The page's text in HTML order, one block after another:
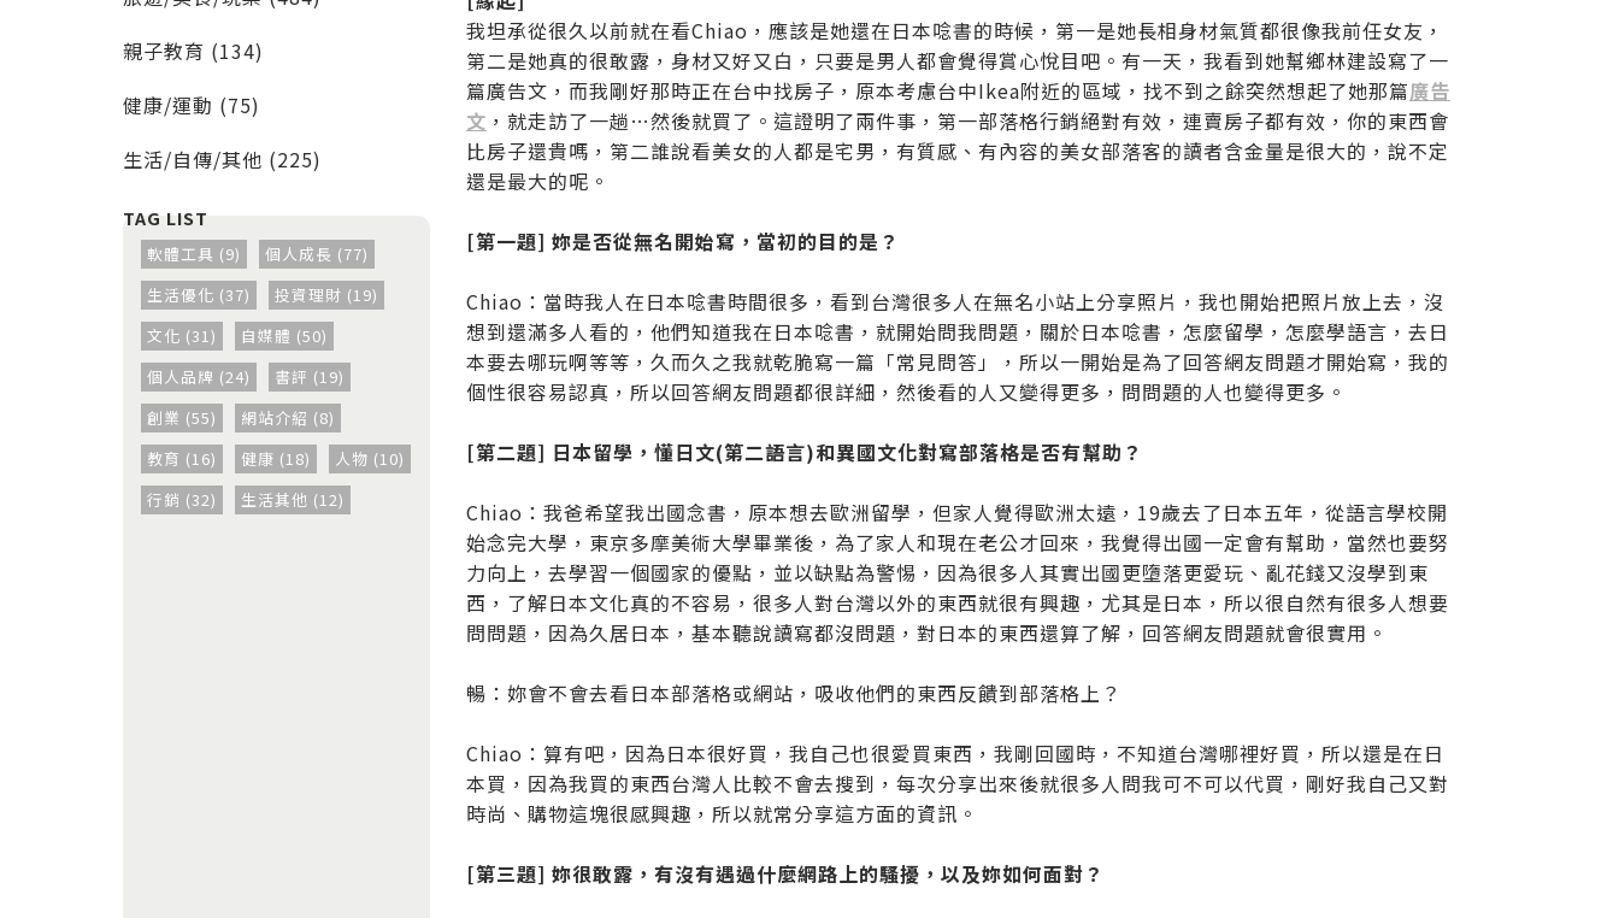
親子教育 (134)
健康/運動 (75)
生活/自傳/其他 (225)
軟體工具 (9)
個人成長 (77)
生活優化 (37)
投資理財 (19)
文化 (31)
自媒體 (50)
個人品牌 (24)
書評 (19)
創業 (55)
網站介紹 (8)
教育 (16)
健康 (18)
人物 (10)
行銷 (32)
生活其他 (12)
我坦承從很久以前就在看Chiao，應該是她還在日本唸書的時候，第一是她長相身材氣質都很像我前任女友，
第二是她真的很敢露，身材又好又白，只要是男人都會覺得賞心悅目吧。有一天，我看到她幫鄉林建設寫了一
篇廣告文，而我剛好那時正在台中找房子，原本考慮台中Ikea附近的區域，找不到之餘突然想起了她那篇廣告
文 ，就走訪了一趟…然後就買了。這證明了兩件事，第一部落格行銷絕對有效，連賣房子都有效，你的東西會
比房子還貴嗎，第二誰說看美女的人都是宅男，有質感、有內容的美女部落客的讀者含金量是很大的，說不定
還是最大的呢。
[第一題] 妳是否從無名開始寫，當初的目的是？
Chiao：當時我人在日本唸書時間很多，看到台灣很多人在無名小站上分享照片，我也開始把照片放上去，沒
想到還滿多人看的，他們知道我在日本唸書，就開始問我問題，關於日本唸書，怎麼留學，怎麼學語言，去日
本要去哪玩啊等等，久而久之我就乾脆寫一篇「常見問答」，所以一開始是為了回答網友問題才開始寫，我的
個性很容易認真，所以回答網友問題都很詳細，然後看的人又變得更多，問問題的人也變得更多。
[第二題] 日本留學，懂日文(第二語言)和異國文化對寫部落格是否有幫助？
Chiao：我爸希望我出國念書，原本想去歐洲留學，但家人覺得歐洲太遠，19歲去了日本五年，從語言學校開
始念完大學，東京多摩美術大學畢業後，為了家人和現在老公才回來，我覺得出國一定會有幫助，當然也要努
力向上，去學習一個國家的優點，並以缺點為警惕，因為很多人其實出國更墮落更愛玩、亂花錢又沒學到東
西，了解日本文化真的不容易，很多人對台灣以外的東西就很有興趣，尤其是日本，所以很自然有很多人想要
問問題，因為久居日本，基本聽說讀寫都沒問題，對日本的東西還算了解，回答網友問題就會很實用。
暢：妳會不會去看日本部落格或網站，吸收他們的東西反饋到部落格上？
Chiao：算有吧，因為日本很好買，我自己也很愛買東西，我剛回國時，不知道台灣哪裡好買，所以還是在日
本買，因為我買的東西台灣人比較不會去搜到，每次分享出來後就很多人問我可不可以代買，剛好我自己又對
時尚、購物這塊很感興趣，所以就常分享這方面的資訊。
[第三題] 妳很敢露，有沒有遇過什麼網路上的騷擾，以及妳如何面對？